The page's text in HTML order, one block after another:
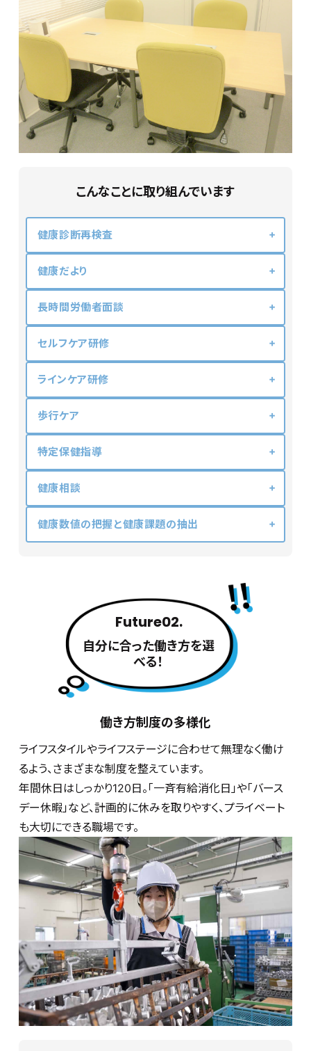
こんなことに取り組んでいます
健康診断再検査
健康だより
長時間労働者面談
セルフケア研修
ラインケア研修
歩行ケア
特定保健指導
健康相談
健康数値の把握と健康課題の抽出
Future02.
自分に合った働き方を選
べる！
働き方制度の多様化
ライフスタイルやライフステージに合わせて無理なく働け
るよう、さまざまな制度を整えています。
年間休日はしっかり120日。「一斉有給消化日」や「バース
デー休暇」など、計画的に休みを取りやすく、プライベート
も大切にできる職場です。